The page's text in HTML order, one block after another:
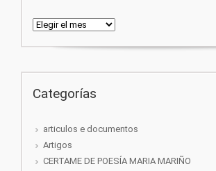
Arquivos
Categorías
articulos e documentos
Artigos
CERTAME DE POESÍA MARIA MARIÑO